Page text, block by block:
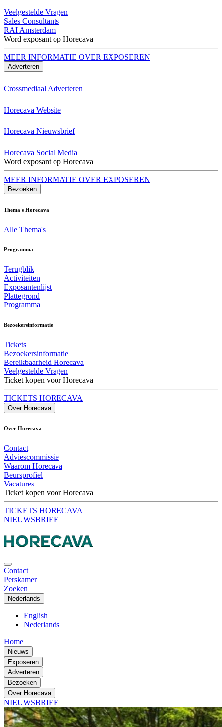
Veelgestelde Vragen
Sales Consultants
RAI Amsterdam
Word exposant op Horecava
MEER INFORMATIE OVER EXPOSEREN
Adverteren
Crossmediaal Adverteren
Horecava Website
Horecava Nieuwsbrief
Horecava Social Media
Word exposant op Horecava
MEER INFORMATIE OVER EXPOSEREN
Bezoeken
Thema's Horecava
Alle Thema's
Programma
Terugblik
Activiteiten
Exposantenlijst
Plattegrond
Programma
Bezoekersinformatie
Tickets
Bezoekersinformatie
Bereikbaarheid Horecava
Veelgestelde Vragen
Ticket kopen voor Horecava
TICKETS HORECAVA
Over Horecava
Over Horecava
Contact
Adviescommissie
Waarom Horecava
Beursprofiel
Vacatures
Ticket kopen voor Horecava
TICKETS HORECAVA
NIEUWSBRIEF
Contact
Perskamer
Zoeken
Nederlands
English
Nederlands
Home
Nieuws
Exposeren
Adverteren
Bezoeken
Over Horecava
NIEUWSBRIEF